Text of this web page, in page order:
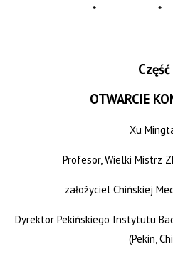
*
OTWARCIE
Xu
Profesor, Wielki Mistrz
założyciel Chińskiej
Dyrektor Pekińskiego Instytutu
(Pekin,